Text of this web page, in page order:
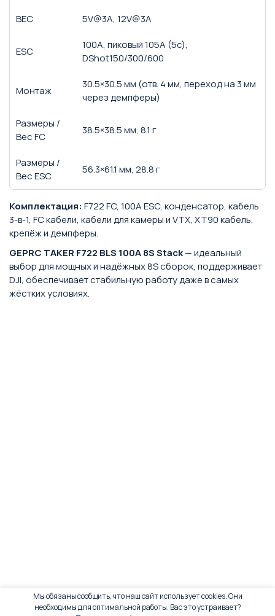
BEC 5V@3A, 12V@3A
ESC
100A, пиковый 105A (5c),
DShot150/300/600
Монтаж
30.5×30.5 мм (отв. 4 мм, переход на 3 мм
через демпферы)
Размеры /
Вес FC
38.5×38.5 мм, 8.1 г
Размеры /
Вес ESC
56.3×61.1 мм, 28.8 г
Комплектация: F722 FC, 100A ESC, конденсатор, кабель
3-в-1, FC кабели, кабели для камеры и VTX, XT90 кабель,
крепёж и демпферы.
GEPRC TAKER F722 BLS 100A 8S Stack— идеальный
выбор для мощных и надёжных 8S сборок, поддерживает
DJI, обеспечивает стабильную работу даже в самых
жёстких условиях.
Мы обязаны сообщить, что наш сайт использует cookies. Они
необходимы для оптимальной работы. Вас это устраивает?